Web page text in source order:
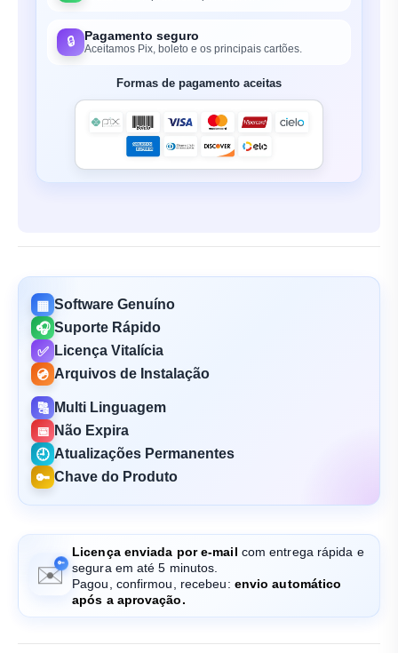
🔒 Pagamento seguro
Aceitamos Pix, boleto e os principais cartões.
Formas de pagamento aceitas
▦ Software Genuíno
🎧 Suporte Rápido
✅ Licença Vitalícia
💿 Arquivos de Instalação
🔠 Multi Linguagem
📅 Não Expira
🕘 Atualizações Permanentes
🔑 Chave do Produto
✉️
Licença enviada por e-mail com entrega rápida e
segura em até 5 minutos.
Pagou, confirmou, recebeu: envio automático
após a aprovação.